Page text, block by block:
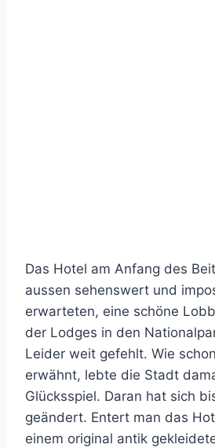
Das Hotel am Anfang des
aussen sehenswert und
erwarteten, eine schöne
der Lodges in den
Leider weit gefehlt. Wie
erwähnt, lebte die Stadt
Glücksspiel. Daran hat sich
geändert. Entert man das
einem original antik